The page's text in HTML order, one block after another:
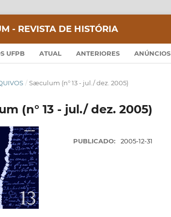
- REVISTA DE HISTÓRIA
UFPB ATUAL ANTERIORES ANÚNCIOS
/ Sæculum (n° 13 - jul./ dez. 2005)
(n° 13 - jul./ dez. 2005)
PUBLICADO: 2005-12-31